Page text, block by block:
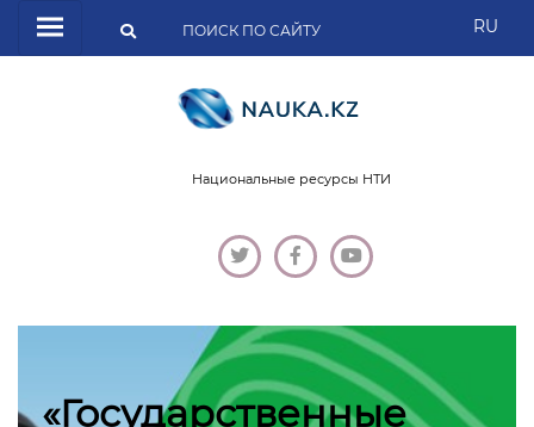
RU
Национальные ресурсы НТИ
«Государственные